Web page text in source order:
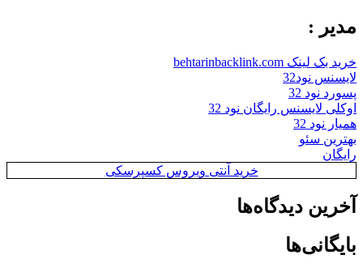
مدیر :
خرید بک لینک behtarinbacklink.com
لایسنس نود32
پسورد نود 32
اوکلی لایسنس رایگان نود 32
همیار نود 32
بهترین سئو
رایگان
خرید آنتی ویروس کسپرسکی
آخرین دیدگاه‌ها
بایگانی‌ها